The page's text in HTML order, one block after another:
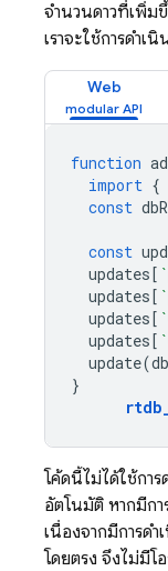
จำนวนดาวที่เพิ่ม
เราจะใช้การดำ
Web
function
import {
const
const
updates[
updates[
updates[
updates[
update(
}
โค้ดนี้ไม่ได้ใช้การ
อัตโนมัติ หากมีก
เนื่องจากมีการดำ
โดยตรง จึงไม่มีโ